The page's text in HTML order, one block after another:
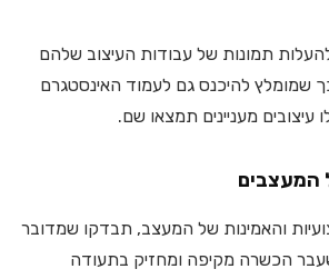
תמונות של עבודות העיצוב שלהם
שמומלץ להיכנס גם לעמוד האינסטגרם
עיצובים מעניינים תמצאו שם.
המעצבים
והאמינות של המעצב, תבדקו שמדובר
הכשרה מקיפה ומחזיק בתעודה